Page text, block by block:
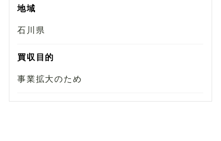
地域
石川県
買収目的
事業拡大のため